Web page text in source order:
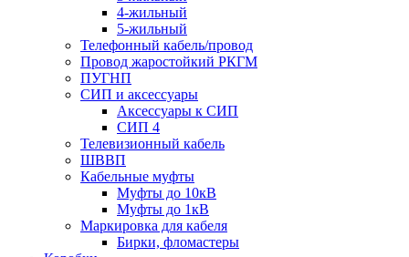
4-жильный
5-жильный
Телефонный кабель/провод
Провод жаростойкий РКГМ
ПУГНП
СИП и аксессуары
Аксессуары к СИП
СИП 4
Телевизионный кабель
ШВВП
Кабельные муфты
Муфты до 10кВ
Муфты до 1кВ
Маркировка для кабеля
Бирки, фломастеры